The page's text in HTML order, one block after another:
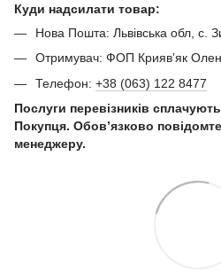
Куди надсилати товар:
Нова Пошта: Львівська обл, с.
Отримувач: ФОП Криявʼяк
Телефон: +38 (063) 122 8477
Послуги перевізників
Покупця. Обов’язково
менеджеру.